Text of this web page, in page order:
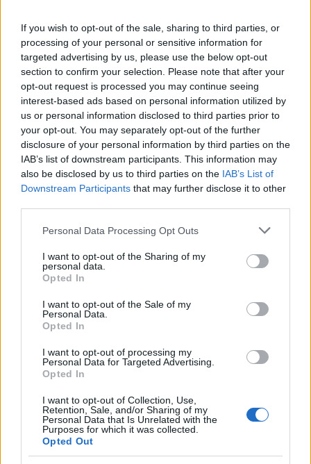
If you wish to opt-out of the sale, sharing to third parties, or
processing of your personal or sensitive information for
targeted advertising by us, please use the below opt-out
section to confirm your selection. Please note that after your
opt-out request is processed you may continue seeing
interest-based ads based on personal information utilized by
us or personal information disclosed to third parties prior to
your opt-out. You may separately opt-out of the further
disclosure of your personal information by third parties on the
IAB’s list of downstream participants. This information may
also be disclosed by us to third parties on the IAB’s List of
Downstream Participants that may further disclose it to other
Please note that this website/app uses one or more Google
not limited to your visit or usage behaviour. You may click to
grant or deny consent to Google and its third-party tags to
use your data for below specified purposes in below Google
consent section.
Personal Data Processing Opt Outs
I want to opt-out of the Sharing of my
personal data.
Opted In
I want to opt-out of the Sale of my
Personal Data.
Opted In
I want to opt-out of processing my
Personal Data for Targeted Advertising.
Opted In
I want to opt-out of Collection, Use,
Retention, Sale, and/or Sharing of my
Personal Data that Is Unrelated with the
Purposes for which it was collected.
Opted Out
Notizie in tempo reale?
Entra nel canale telegram di
GalluraOggi.it
Ricevi le nostre ultime news
daGoogle News
Condividi l'articolo
F
a
ce
b
o
o
k
T
w
it
te
r
Pi
te
st
W
at
s
A
p
S
a
Articolo precedente
NOTIZIE RECENTI